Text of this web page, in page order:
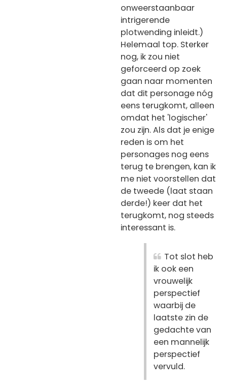
onweerstaanbaar
intrigerende
plotwending inleidt.)
Helemaal top. Sterker
nog, ik zou niet
geforceerd op zoek
gaan naar momenten
dat dit personage nóg
eens terugkomt, alleen
omdat het 'logischer'
zou zijn. Als dat je enige
reden is om het
personages nog eens
terug te brengen, kan ik
me niet voorstellen dat
de tweede (laat staan
derde!) keer dat het
terugkomt, nog steeds
interessant is.
Tot slot heb
ik ook een
vrouwelijk
perspectief
waarbij de
laatste zin de
gedachte van
een mannelijk
perspectief
vervuld.